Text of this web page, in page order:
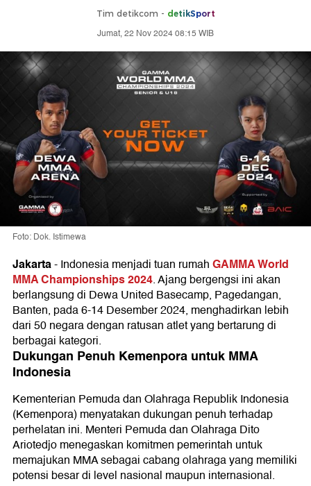
Tim detikcom - detikSport
Jumat, 22 Nov 2024 08:15 WIB
Foto: Dok. Istimewa
Jakarta-Indonesia menjadi tuan rumahGAMMA World
MMA Championships 2024. Ajang bergengsi ini akan
berlangsung di Dewa United Basecamp, Pagedangan,
Banten, pada 6-14 Desember 2024, menghadirkan lebih
dari 50 negara dengan ratusan atlet yang bertarung di
berbagai kategori.
Dukungan Penuh Kemenpora untuk MMA
Indonesia
Kementerian Pemuda dan Olahraga Republik Indonesia
(Kemenpora) menyatakan dukungan penuh terhadap
perhelatan ini. Menteri Pemuda dan Olahraga Dito
Ariotedjo menegaskan komitmen pemerintah untuk
memajukan MMA sebagai cabang olahraga yang memiliki
potensi besar di level nasional maupun internasional.